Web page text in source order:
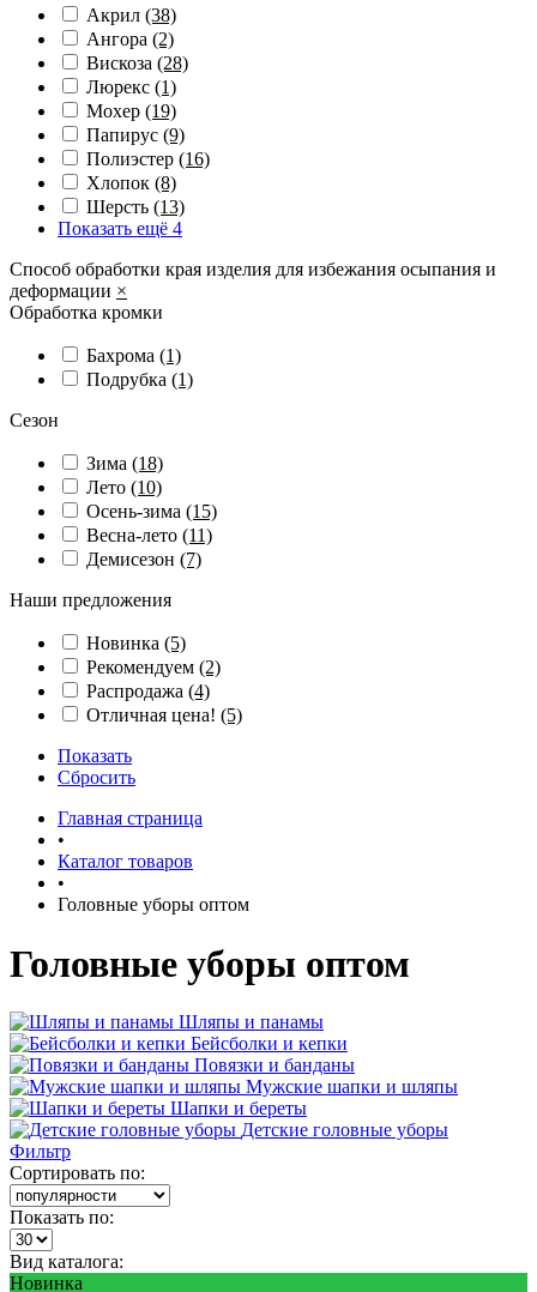
Акрил (38)
Ангора (2)
Вискоза (28)
Люрекс (1)
Мохер (19)
Папирус (9)
Полиэстер (16)
Хлопок (8)
Шерсть (13)
Показать ещё 4
Способ обработки края изделия для избежания осыпания и
деформации ×
Обработка кромки
Бахрома (1)
Подрубка (1)
Сезон
Зима (18)
Лето (10)
Осень-зима (15)
Весна-лето (11)
Демисезон (7)
Наши предложения
Новинка (5)
Рекомендуем (2)
Распродажа (4)
Отличная цена! (5)
Показать
Сбросить
Главная страница
•
Каталог товаров
•
Головные уборы оптом
Головные уборы оптом
Шляпы и панамы
Бейсболки и кепки
Повязки и банданы
Мужские шапки и шляпы
Шапки и береты
Детские головные уборы
Фильтр
Сортировать по:
Показать по:
Вид каталога:
Новинка